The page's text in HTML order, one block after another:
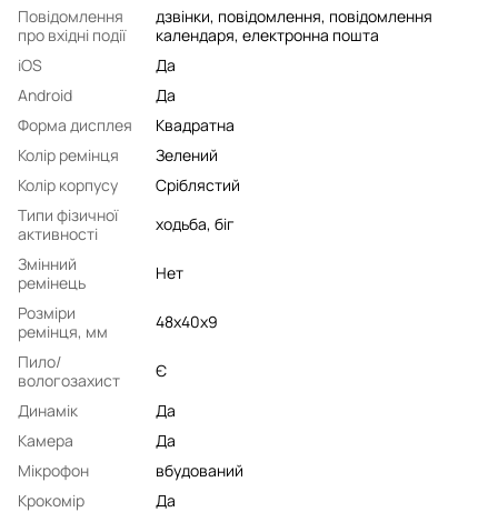
Повідомлення
про вхідні події
дзвінки, повідомлення, повідомлення
календаря, електронна пошта
iOS
Да
Android
Да
Форма дисплея
Квадратна
Колір ремінця
Зелений
Колір корпусу
Сріблястий
Типи фізичної
активності
ходьба, біг
Змінний
ремінець
Нет
Розміри
ремінця, мм
48х40х9
Пило/
вологозахист
Є
Динамік
Да
Камера
Да
Мікрофон
вбудований
Крокомір
Да